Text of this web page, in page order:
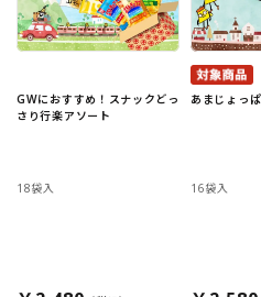
GWにおすすめ！スナックどっ
さり行楽アソート
18袋入
あまじょっ
16袋入